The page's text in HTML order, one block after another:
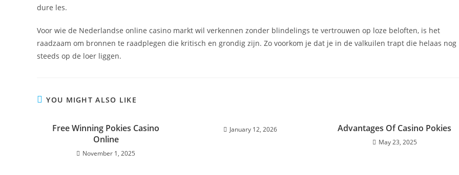
dure les.
Voor wie de Nederlandse online casino markt wil verkennen zonder blindelings te vertrouwen op loze beloften, is het
raadzaam om bronnen te raadplegen die kritisch en grondig zijn. Zo voorkom je dat je in de valkuilen trapt die helaas nog
steeds op de loer liggen.
YOU MIGHT ALSO LIKE
Free Winning Pokies Casino
Online
November 1, 2025
January 12, 2026 Advantages Of Casino Pokies
May 23, 2025